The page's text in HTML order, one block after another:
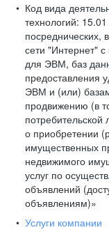
Код вида
технологий:
сети "Интернет"
для ЭВМ, баз
предоставления
ЭВМ и (или)
продвижению (в
о приобретении
имущественных
недвижимого
услуг по
объявлений
объявлениям)»
Услуги компании